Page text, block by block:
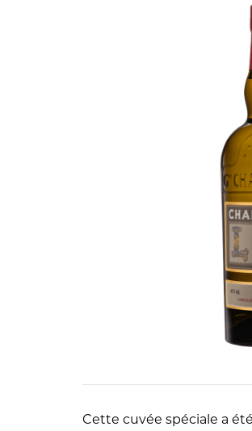
Cette cuvée spéciale a